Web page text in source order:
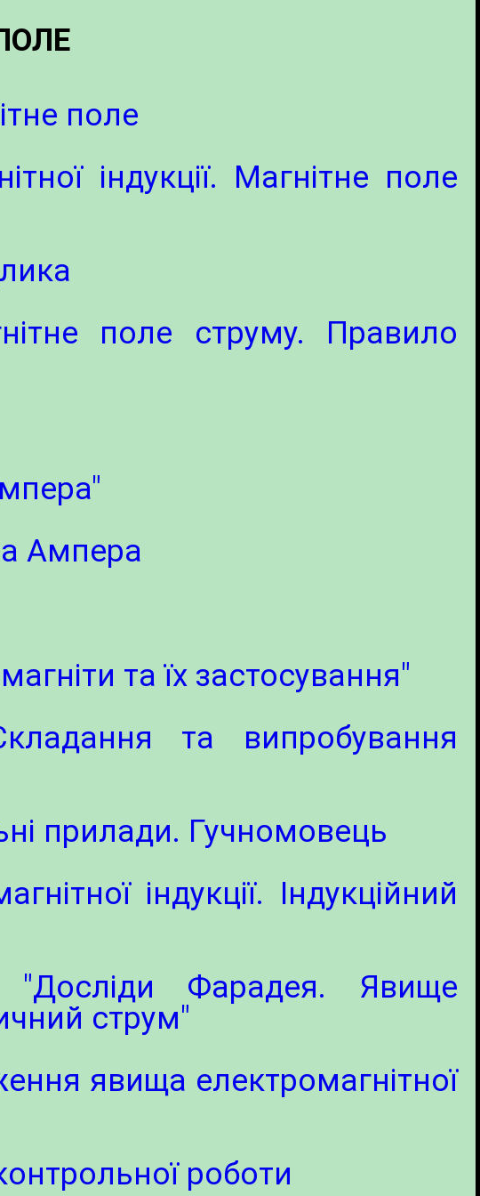
поле
індукції. Магнітне поле
поле струму. Правило
Ампера
та їх застосування"
та випробування
прилади. Гучномовець
індукції. Індукційний
Фарадея. Явище
струм"
явища електромагнітної
роботи